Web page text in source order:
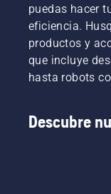
puedas hacer
eficiencia.
productos y
que incluye
hasta robots
Descubre